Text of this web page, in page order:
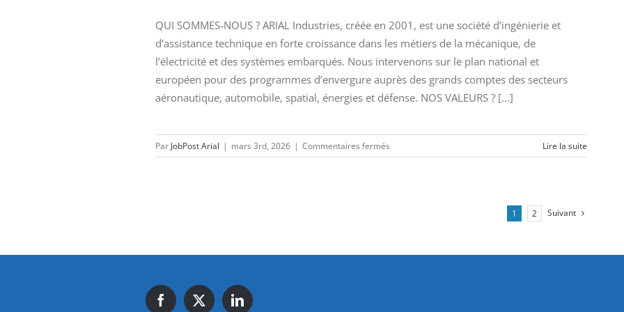
QUI SOMMES-NOUS ? ARIAL Industries, créée en 2001, est une société d’ingénierie et
d’assistance technique en forte croissance dans les métiers de la mécanique, de
l’électricité et des systèmes embarqués. Nous intervenons sur le plan national et
européen pour des programmes d’envergure auprès des grands comptes des secteurs
aéronautique, automobile, spatial, énergies et défense. NOS VALEURS ? [...]
Par JobPost Arial | mars 3rd, 2026 | Commentaires ferméssur
Architecte
Lire la suite
1 2 Suivant